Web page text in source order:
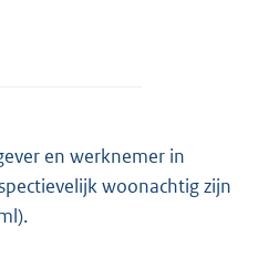
en werknemer in
woonachtig zijn